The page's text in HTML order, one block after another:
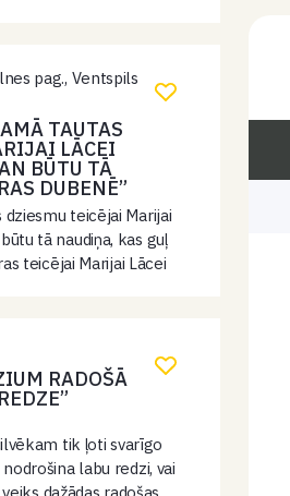
pag., Ventspils
TAUTAS
LĀCEI
BŪTU TĀ
DUBENĒ”
teicējai Marijai
tā naudiņa, kas guļ
teicējai Marijai Lācei
RADOŠĀ
tik ļoti svarīgo
labu redzi, vai